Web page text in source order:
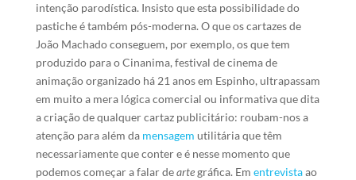
intenção parodística. Insisto que esta possibilidade do
pastiche é também pós-moderna. O que os cartazes de
João Machado conseguem, por exemplo, os que tem
produzido para o Cinanima, festival de cinema de
animação organizado há 21 anos em Espinho, ultrapassam
em muito a mera lógica comercial ou informativa que dita
a criação de qualquer cartaz publicitário: roubam-nos a
atenção para além da mensagem utilitária que têm
necessariamente que conter e é nesse momento que
podemos começar a falar deartegráfica. Em entrevistaao